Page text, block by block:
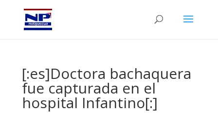
[:es]Doctora bachaquera
fue capturada en el
hospital Infantino[:]